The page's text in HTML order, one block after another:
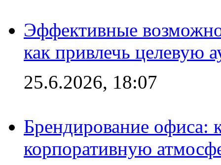
Эффективные
как привлечь целевую
25.6.2026, 18:07
Брендирование офиса:
корпоративную